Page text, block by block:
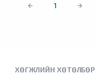
1
ХӨГЖЛИЙН ХӨТӨЛБӨР